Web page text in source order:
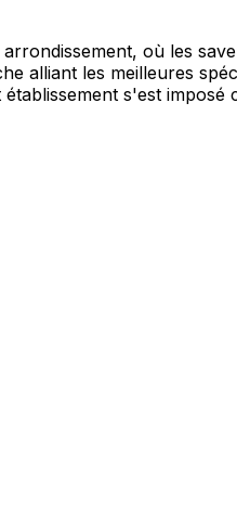
où les
alliant les meilleures
s'est